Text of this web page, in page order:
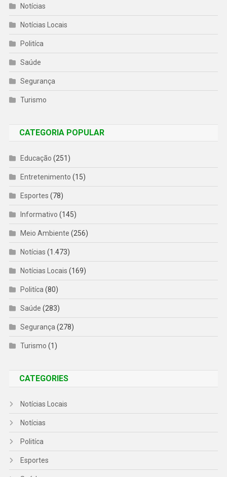
Notícias
Notícias Locais
Politíca
Saúde
Segurança
Turismo
CATEGORIA POPULAR
Educação (251)
Entretenimento (15)
Esportes (78)
Informativo (145)
Meio Ambiente (256)
Notícias (1.473)
Notícias Locais (169)
Politíca (80)
Saúde (283)
Segurança (278)
Turismo (1)
CATEGORIES
Notícias Locais
Notícias
Politíca
Esportes